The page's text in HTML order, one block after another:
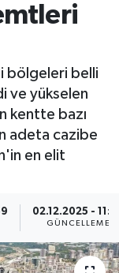
bölgeleri belli
ve yükselen
kentte bazı
adeta cazibe
en elit
02.12.2025 -
GÜNCELLEME